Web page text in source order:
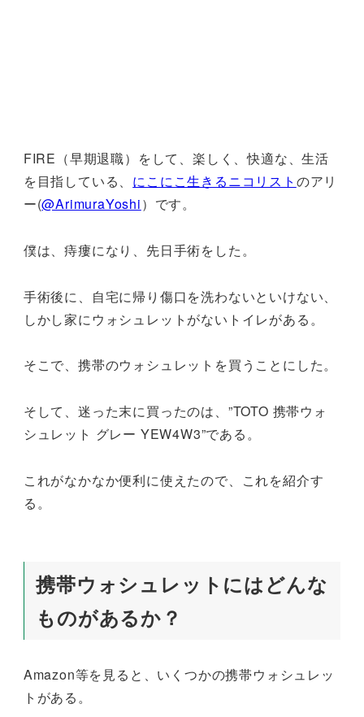
FIRE（早期退職）をして、楽しく、快適な、生活
を目指している、 にこにこ生きるニコリスト のアリ
ー(@ArimuraYoshi）です。
僕は、痔瘻になり、先日手術をした。
手術後に、自宅に帰り傷口を洗わないといけない、
しかし家にウォシュレットがないトイレがある。
そこで、携帯のウォシュレットを買うことにした。
そして、迷った末に買ったのは、”TOTO 携帯ウォ
シュレット グレー YEW4W3”である。
これがなかなか便利に使えたので、これを紹介す
る。
携帯ウォシュレットにはどんな
ものがあるか？
Amazon等を見ると、いくつかの携帯ウォシュレッ
トがある。